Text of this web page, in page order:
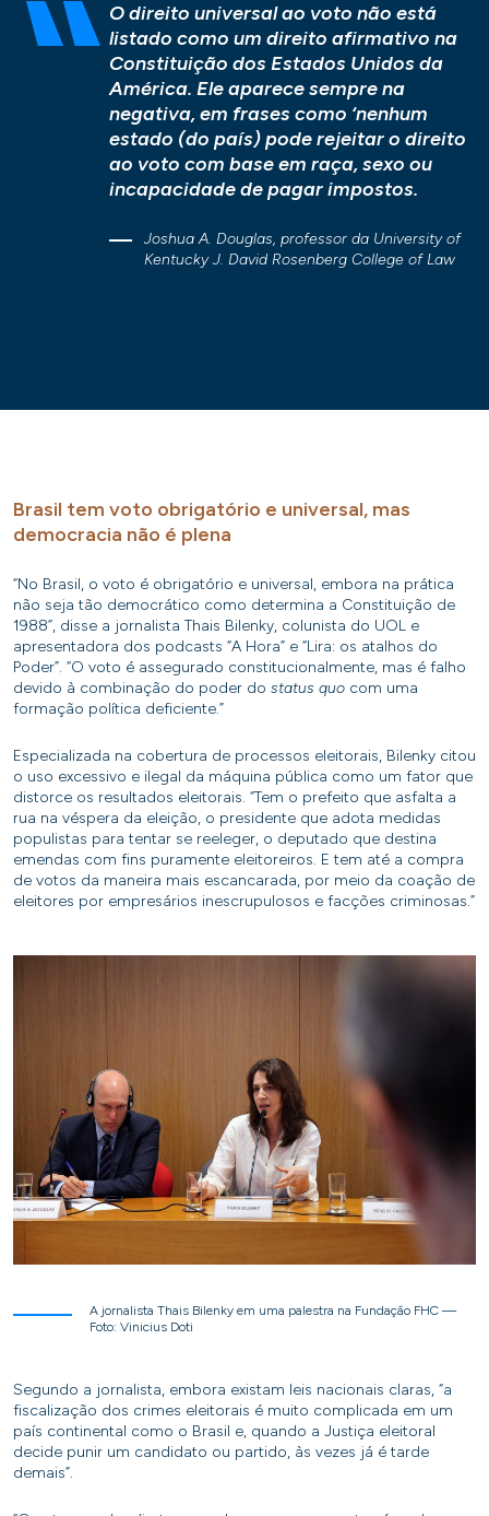
O direito universal ao voto não está
listado como um direito afirmativo na
Constituição dos Estados Unidos da
América. Ele aparece sempre na
negativa, em frases como ‘nenhum
estado (do país) pode rejeitar o direito
ao voto com base em raça, sexo ou
incapacidade de pagar impostos.
Joshua A. Douglas, professor da University of
Kentucky J. David Rosenberg College of Law
Brasil tem voto obrigatório e universal, mas
democracia não é plena
“No Brasil, o voto é obrigatório e universal, embora na prática
não seja tão democrático como determina a Constituição de
1988”, disse a jornalista Thais Bilenky, colunista do UOL e
apresentadora dos podcasts “A Hora” e “Lira: os atalhos do
Poder”. “O voto é assegurado constitucionalmente, mas é falho
devido à combinação do poder do status quo com uma
formação política deficiente.”
Especializada na cobertura de processos eleitorais, Bilenky citou
o uso excessivo e ilegal da máquina pública como um fator que
distorce os resultados eleitorais. “Tem o prefeito que asfalta a
rua na véspera da eleição, o presidente que adota medidas
populistas para tentar se reeleger, o deputado que destina
emendas com fins puramente eleitoreiros. E tem até a compra
de votos da maneira mais escancarada, por meio da coação de
eleitores por empresários inescrupulosos e facções criminosas.”
A jornalista Thais Bilenky em uma palestra na Fundação FHC —
Foto: Vinicius Doti
Segundo a jornalista, embora existam leis nacionais claras, “a
fiscalização dos crimes eleitorais é muito complicada em um
país continental como o Brasil e, quando a Justiça eleitoral
decide punir um candidato ou partido, às vezes já é tarde
demais”.